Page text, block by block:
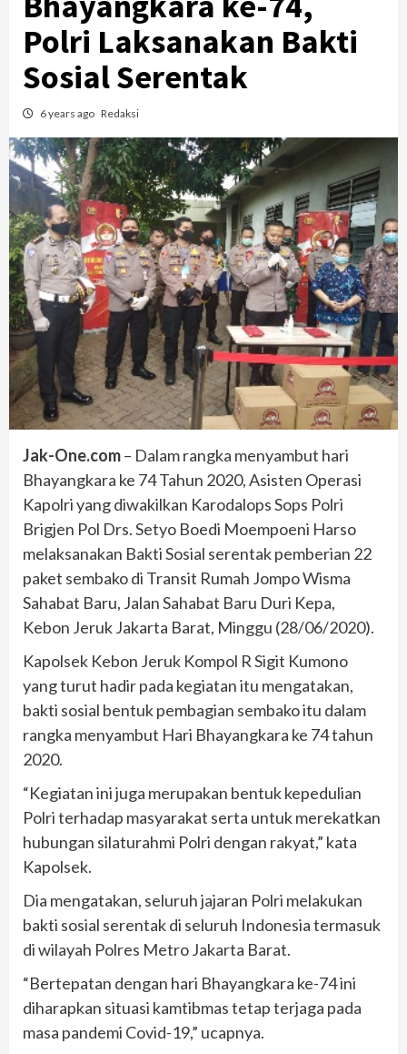
Polri Laksanakan Bakti
Sosial Serentak
6 years ago Redaksi
Jak-One.com– Dalam rangka menyambut hari
Bhayangkara ke 74 Tahun 2020, Asisten Operasi
Kapolri yang diwakilkan Karodalops Sops Polri
Brigjen Pol Drs. Setyo Boedi Moempoeni Harso
melaksanakan Bakti Sosial serentak pemberian 22
paket sembako di Transit Rumah Jompo Wisma
Sahabat Baru, Jalan Sahabat Baru Duri Kepa,
Kebon Jeruk Jakarta Barat, Minggu (28/06/2020).
Kapolsek Kebon Jeruk Kompol R Sigit Kumono
yang turut hadir pada kegiatan itu mengatakan,
bakti sosial bentuk pembagian sembako itu dalam
rangka menyambut Hari Bhayangkara ke 74 tahun
2020.
“Kegiatan ini juga merupakan bentuk kepedulian
Polri terhadap masyarakat serta untuk merekatkan
hubungan silaturahmi Polri dengan rakyat,” kata
Kapolsek.
Dia mengatakan, seluruh jajaran Polri melakukan
bakti sosial serentak di seluruh Indonesia termasuk
di wilayah Polres Metro Jakarta Barat.
“Bertepatan dengan hari Bhayangkara ke-74 ini
diharapkan situasi kamtibmas tetap terjaga pada
masa pandemi Covid-19,” ucapnya.